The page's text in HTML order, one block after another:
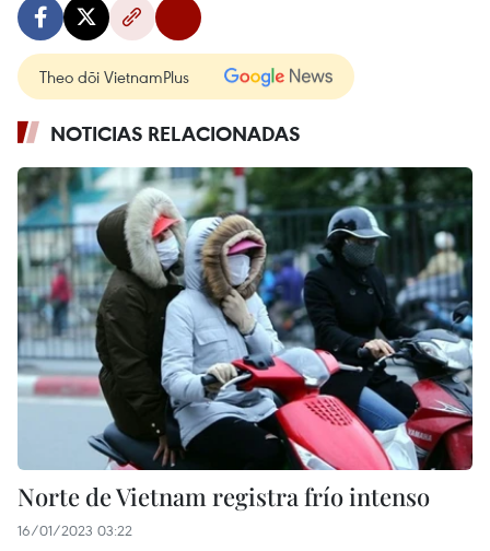
Theo dõi VietnamPlus
NOTICIAS RELACIONADAS
Norte de Vietnam registra frío intenso
16/01/2023 03:22